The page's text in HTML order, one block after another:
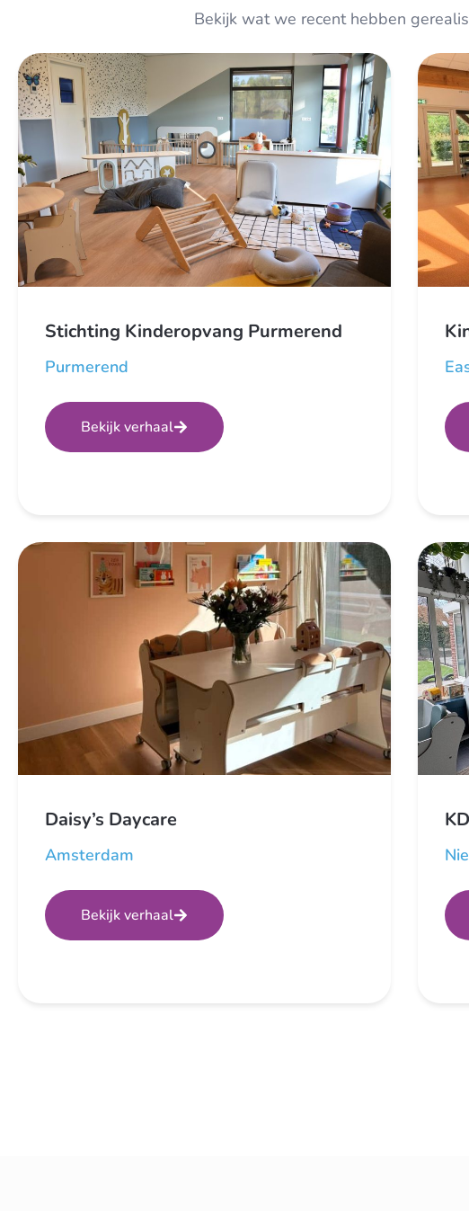
Bekijk wat we recent hebben
Stichting Kinderopvang Purmerend
Purmerend
Bekijk verhaal
Daisy’s Daycare
Amsterdam
Bekijk verhaal